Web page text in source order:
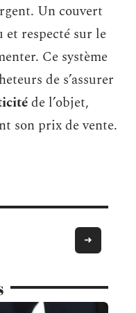
Un couvert
respecté sur le
Ce système
de s’assurer
de l’objet,
son prix de vente.